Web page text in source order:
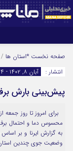
اینستاگرام
سروش
آپارات
نام کاربری یا نشانی ایمیل
رمز عبور
مرا به خاطر بسپار
صفحه نخست *استان ها /
انتشار :
آبان ۸, ۱۴۰۲ - ۰۸:۳۴
پیش‌بینی بارش برف
برای امروز تا روز
محسوس دما و احتمال برف
به گزارش ایرنا و بر
وضعیت جوی چندین